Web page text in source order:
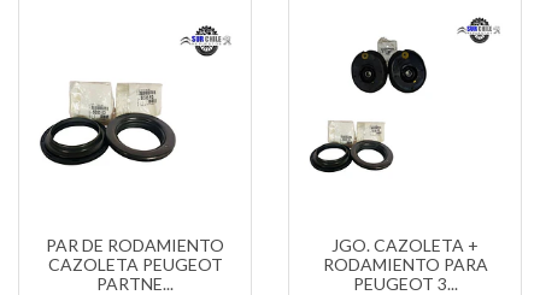
PAR DE RODAMIENTO
CAZOLETA PEUGEOT
PARTNE...
JGO. CAZOLETA +
RODAMIENTO PARA
PEUGEOT 3...